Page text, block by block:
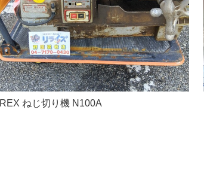
REX ねじ切り機 N100A